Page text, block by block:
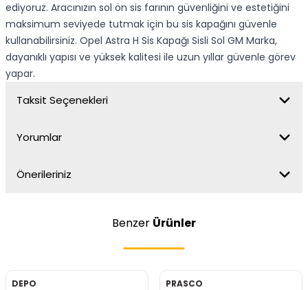
ediyoruz. Aracınızın sol ön sis farının güvenliğini ve estetiğini
maksimum seviyede tutmak için bu sis kapağını güvenle
kullanabilirsiniz. Opel Astra H Sis Kapağı Sisli Sol GM Marka,
dayanıklı yapısı ve yüksek kalitesi ile uzun yıllar güvenle görev
yapar.
Taksit Seçenekleri
Yorumlar
Önerileriniz
Benzer Ürünler
DEPO
PRASCO